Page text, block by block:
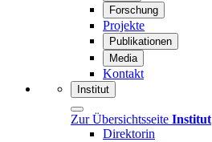
Forschung
Projekte
Publikationen
Media
Kontakt
Institut
Zur Übersichtsseite Institut
Direktorin